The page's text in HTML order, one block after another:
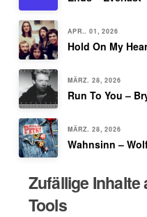
APR.. 01, 2026
Hold On My
MÄRZ. 28, 2026
Run To You –
MÄRZ. 28, 2026
Wahnsinn –
Zufällige
Tools